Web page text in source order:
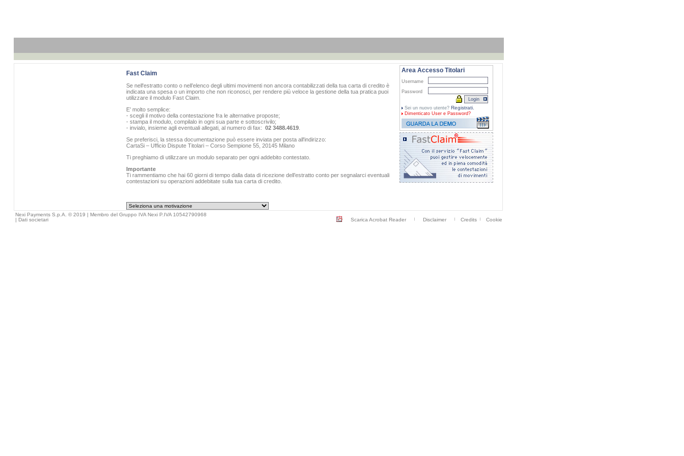
Fast Claim
Se nell'estratto conto o nell’elenco degli ultimi movimenti non ancora contabilizzati della tua carta di credito è
indicata una spesa o un importo che non riconosci, per rendere più veloce la gestione della tua pratica puoi
utilizzare il modulo Fast Claim.
E’ molto semplice:
- scegli il motivo della contestazione fra le alternative proposte;
- stampa il modulo, compilalo in ogni sua parte e sottoscrivilo;
- invialo, insieme agli eventuali allegati, al numero di fax: 02 3488.4619.
Se preferisci, la stessa documentazione può essere inviata per posta all'indirizzo:
CartaSi – Ufficio Dispute Titolari – Corso Sempione 55, 20145 Milano
Ti preghiamo di utilizzare un modulo separato per ogni addebito contestato.
Importante
Ti rammentiamo che hai 60 giorni di tempo dalla data di ricezione dell’estratto conto per segnalarci eventuali
contestazioni su operazioni addebitate sulla tua carta di credito.
Area Accesso Titolari
Username
Password
Sei un nuovo utente? Registrati.
Dimenticato User e Password?
Nexi Payments S.p.A. © 2019 | Membro del Gruppo IVA Nexi P.IVA 10542790968
| Dati societari Scarica Acrobat Reader Disclaimer Credits Cookie